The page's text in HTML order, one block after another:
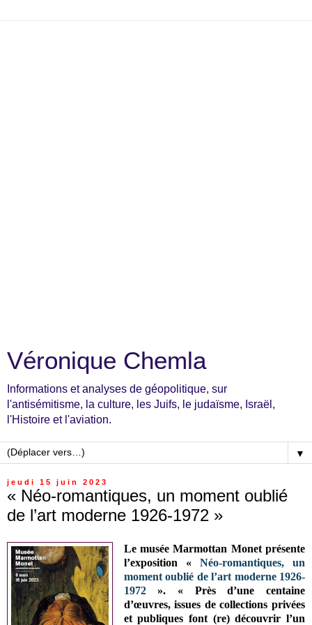
Véronique Chemla
Informations et analyses de géopolitique, sur
l'antisémitisme, la culture, les Juifs, le judaïsme, Israël,
l'Histoire et l'aviation.
▼
jeudi 15 juin 2023
« Néo-romantiques, un moment oublié
de l’art moderne 1926-1972 »
Le musée Marmottan Monet présente
l’exposition « Néo-romantiques, un
moment oublié de l’art moderne 1926-
1972». « Près d’une centaine
d’œuvres, issues de collections privées
et publiques font (re) découvrir l’un